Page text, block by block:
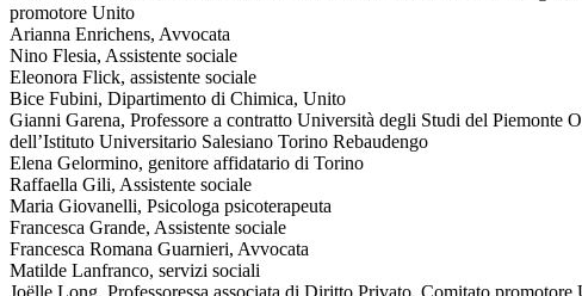
promotore Unito
Arianna Enrichens, Avvocata
Nino Flesia, Assistente sociale
Eleonora Flick, assistente sociale
Bice Fubini, Dipartimento di Chimica, Unito
Gianni Garena, Professore a contratto Università degli Studi del Piemonte
dell’Istituto Universitario Salesiano Torino Rebaudengo
Elena Gelormino, genitore affidatario di Torino
Raffaella Gili, Assistente sociale
Maria Giovanelli, Psicologa psicoterapeuta
Francesca Grande, Assistente sociale
Francesca Romana Guarnieri, Avvocata
Matilde Lanfranco, servizi sociali